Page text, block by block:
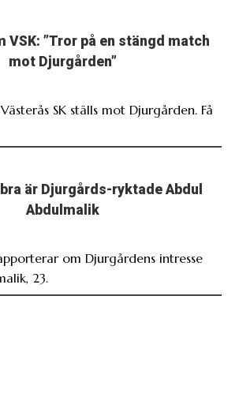
VSK: ”Tror på en stängd match
mot Djurgården”
SK ställs mot Djurgården. Få
bra är Djurgårds-ryktade Abdul
Abdulmalik
om Djurgårdens intresse
23.